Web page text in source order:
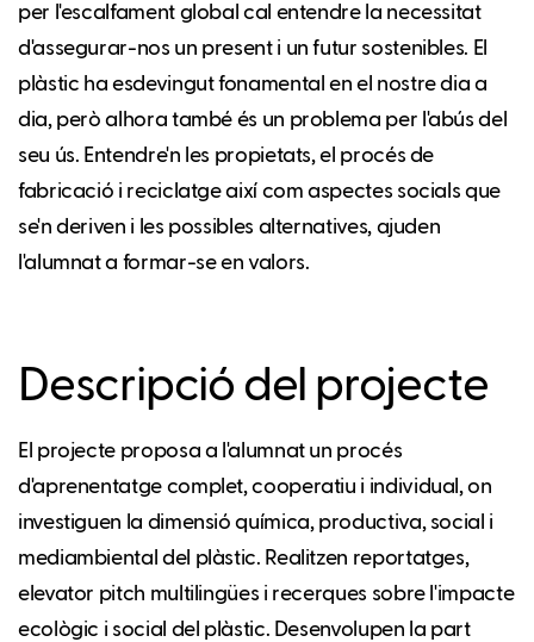
per l'escalfament global cal entendre la necessitat
d'assegurar-nos un present i un futur sostenibles. El
plàstic ha esdevingut fonamental en el nostre dia a
dia, però alhora també és un problema per l'abús del
seu ús. Entendre'n les propietats, el procés de
fabricació i reciclatge així com aspectes socials que
se'n deriven i les possibles alternatives, ajuden
l'alumnat a formar-se en valors.
Descripció del projecte
El projecte proposa a l'alumnat un procés
d'aprenentatge complet, cooperatiu i individual, on
investiguen la dimensió química, productiva, social i
mediambiental del plàstic. Realitzen reportatges,
elevator pitch multilingües i recerques sobre l'impacte
ecològic i social del plàstic. Desenvolupen la part